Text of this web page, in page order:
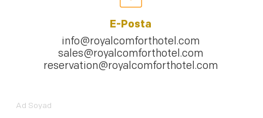
E-Posta
info@royalcomforthotel.com
sales@royalcomforthotel.com
reservation@royalcomforthotel.com